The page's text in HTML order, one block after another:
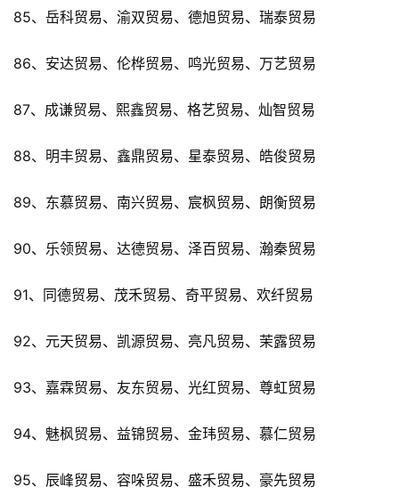
85、岳科贸易、渝双贸易、德旭贸易、瑞泰贸易
86、安达贸易、伦桦贸易、鸣光贸易、万艺贸易
87、成谦贸易、熙鑫贸易、格艺贸易、灿智贸易
88、明丰贸易、鑫鼎贸易、星泰贸易、皓俊贸易
89、东慕贸易、南兴贸易、宸枫贸易、朗衡贸易
90、乐领贸易、达德贸易、泽百贸易、瀚秦贸易
91、同德贸易、茂禾贸易、奇平贸易、欢纤贸易
92、元天贸易、凯源贸易、亮凡贸易、茉露贸易
93、嘉霖贸易、友东贸易、光红贸易、尊虹贸易
94、魅枫贸易、益锦贸易、金玮贸易、慕仁贸易
95、辰峰贸易、容哚贸易、盛禾贸易、豪先贸易